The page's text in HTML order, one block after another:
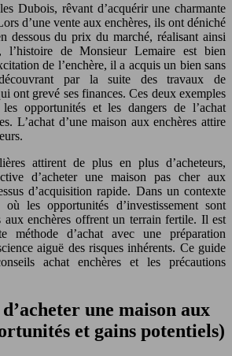
Dubois, rêvant d’acquérir une charmante
d’une vente aux enchères, ils ont déniché
dessous du prix du marché, réalisant ainsi
l’histoire de Monsieur Lemaire est bien
de l’enchère, il a acquis un bien sans
par la suite des travaux de
ont grevé ses finances. Ces deux exemples
opportunités et les dangers de l’achat
L’achat d’une maison aux enchères attire
attirent de plus en plus d’acheteurs,
d’acheter une maison pas cher aux
d’acquisition rapide. Dans un contexte
où les opportunités d’investissement sont
aux enchères offrent un terrain fertile. Il est
méthode d’achat avec une préparation
aiguë des risques inhérents. Ce guide
achat enchères et les précautions
une maison aux
et gains potentiels)